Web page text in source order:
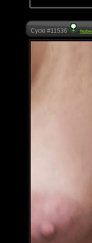
Cycki #11536